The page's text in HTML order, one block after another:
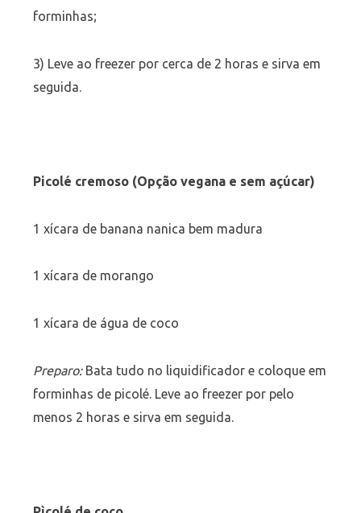
forminhas;
3) Leve ao freezer por cerca de 2 horas e sirva em
seguida.
Picolé cremoso (Opção vegana e sem açúcar)
1 xícara de banana nanica bem madura
1 xícara de morango
1 xícara de água de coco
Preparo:Bata tudo no liquidificador e coloque em
forminhas de picolé. Leve ao freezer por pelo
menos 2 horas e sirva em seguida.